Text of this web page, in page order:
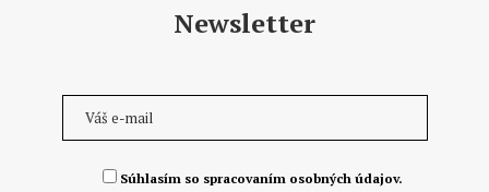
Newsletter
Súhlasím so spracovaním osobných údajov.